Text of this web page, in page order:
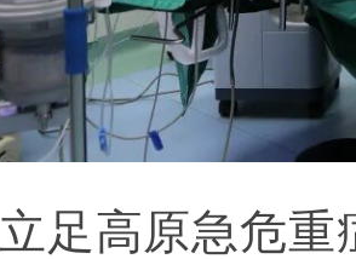
立足高原急危重